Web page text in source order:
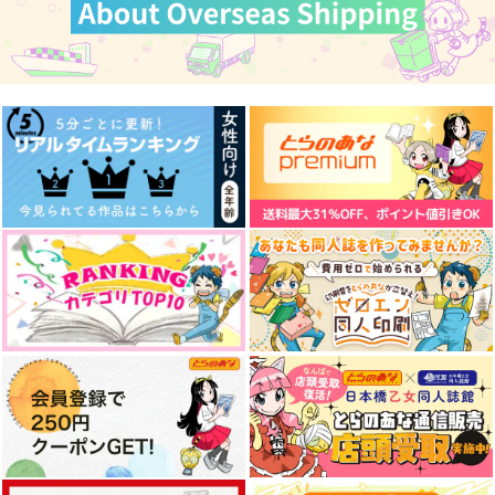
集 Air - エア
しんせん
1,265円（税込）
サンプル
作品詳細
ワンオアエイト
472円（税込）
リヴァイ×ハンジ
サンプル
作品詳細
自家焙煎
（税込）
リヴァイ×ハンジ
サンプル
作品詳細
ひとりとひとり
ネクタイ千本ノック
CANDY BOX petit3
しめ☆さば
太陽は沈まない